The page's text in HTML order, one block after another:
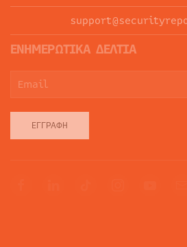
ΕΝΗΜΕΡΩΤΙΚΑ ΔΕΛΤΙΑ
ΕΓΓΡΑΦΉ